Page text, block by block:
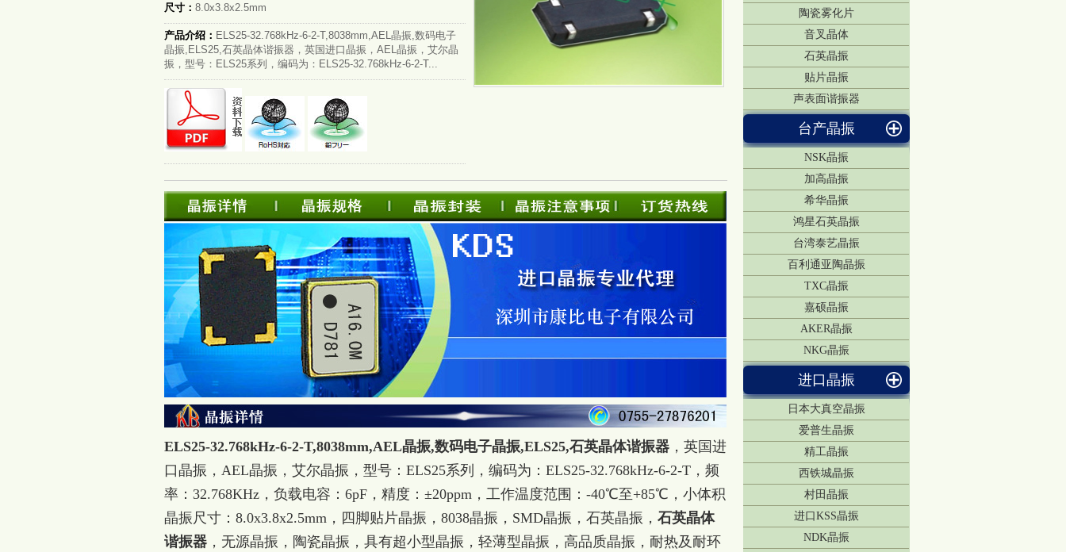
陶瓷雾化片
音叉晶体
石英晶振
贴片晶振
声表面谐振器
台产晶振
NSK晶振
加高晶振
希华晶振
鸿星石英晶振
台湾泰艺晶振
百利通亚陶晶振
TXC晶振
嘉硕晶振
AKER晶振
NKG晶振
进口晶振
日本大真空晶振
爱普生晶振
精工晶振
西铁城晶振
村田晶振
进口KSS晶振
NDK晶振
尺寸： 8.0x3.8x2.5mm
产品介绍： ELS25-32.768kHz-6-2-T,8038mm,AEL晶振,数码电子
晶振,ELS25,石英晶体谐振器，英国进口晶振，AEL晶振，艾尔晶
振，型号：ELS25系列，编码为：ELS25-32.768kHz-6-2-T...
ELS25-32.768kHz-6-2-T,8038mm,AEL晶振,数码电子晶振,ELS25,石英晶体谐振器 ， 英国进
口晶振，AEL晶振，艾尔晶振，型号：ELS25系列，编码为：ELS25-32.768kHz-6-2-T，频
率：32.768KHz，负载电容：6pF，精度：±20ppm，工作温度范围：-40℃至+85℃，小体积
晶振尺寸：8.0x3.8x2.5mm，四脚贴片晶振，8038晶振，SMD晶振，石英晶振， 石英晶体
谐振器 ， 无源晶振，陶瓷晶振， 具有超小型晶振，轻薄型晶振，高品质晶振，耐热及耐环